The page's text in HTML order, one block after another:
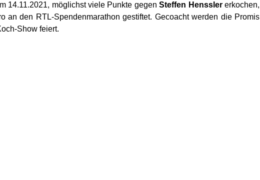
14.11.2021, möglichst viele Punkte gegenSteffen Hensslererkochen,
an den RTL-Spendenmarathon gestiftet. Gecoacht werden die Promis
Show feiert.